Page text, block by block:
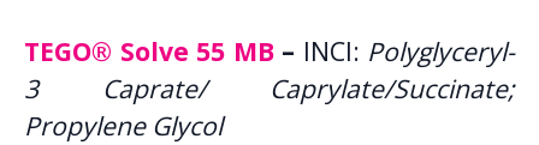
TEGO® Solve 55 MB– INCI: Polyglyceryl-
3 Caprate/ Caprylate/Succinate;
Propylene Glycol